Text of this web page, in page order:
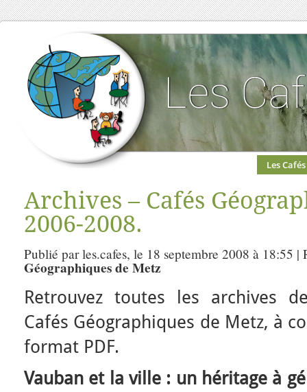
Les Cafés
Archives – Cafés
2006-2008.
Publié par les.cafes, le 18 septembre 2008 à 18:55
Géographiques de Metz
Retrouvez toutes les archives
Cafés Géographiques de Metz, à
format PDF.
Vauban et la ville : un héritage à